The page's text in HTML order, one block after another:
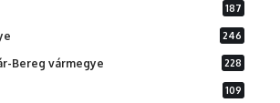
187
246
Bereg vármegye 228
109